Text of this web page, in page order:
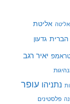
אליטה אליטת
הברית גדעון
יאיר רגב
נתניהו עופר
פלסטינים